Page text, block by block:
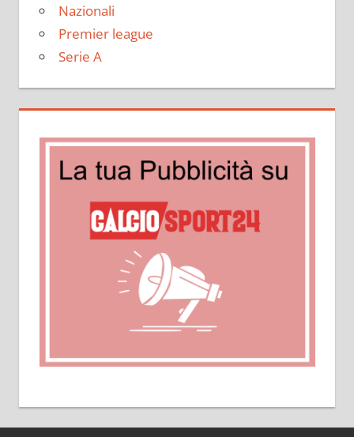
Nazionali
Premier league
Serie A